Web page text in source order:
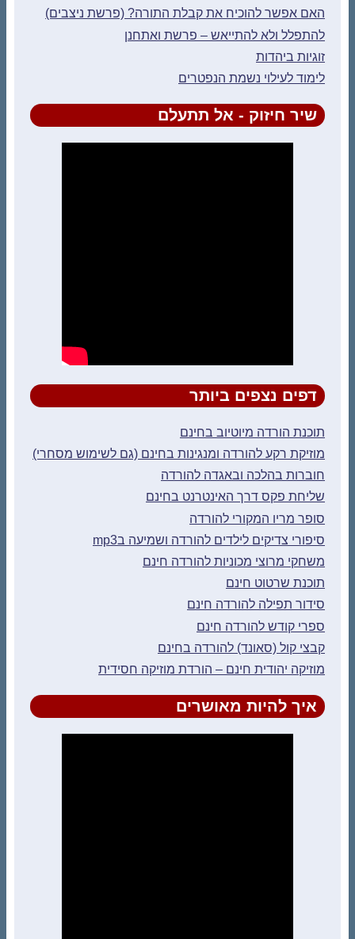
האם אפשר להוכיח את קבלת התורה? (פרשת ניצבים)
להתפלל ולא להתייאש – פרשת ואתחנן
זוגיות ביהדות
לימוד לעילוי נשמת הנפטרים
שיר חיזוק - אל תתעלם
דפים נצפים ביותר
תוכנת הורדה מיוטיוב בחינם
מוזיקת רקע להורדה ומנגינות בחינם (גם לשימוש מסחרי)
חוברות בהלכה ובאגדה להורדה
שליחת פקס דרך האינטרנט בחינם
סופר מריו המקורי להורדה
סיפורי צדיקים לילדים להורדה ושמיעה בmp3
משחקי מרוצי מכוניות להורדה חינם
תוכנת שרטוט חינם
סידור תפילה להורדה חינם
ספרי קודש להורדה חינם
קבצי קול (סאונד) להורדה בחינם
מוזיקה יהודית חינם – הורדת מוזיקה חסידית
איך להיות מאושרים